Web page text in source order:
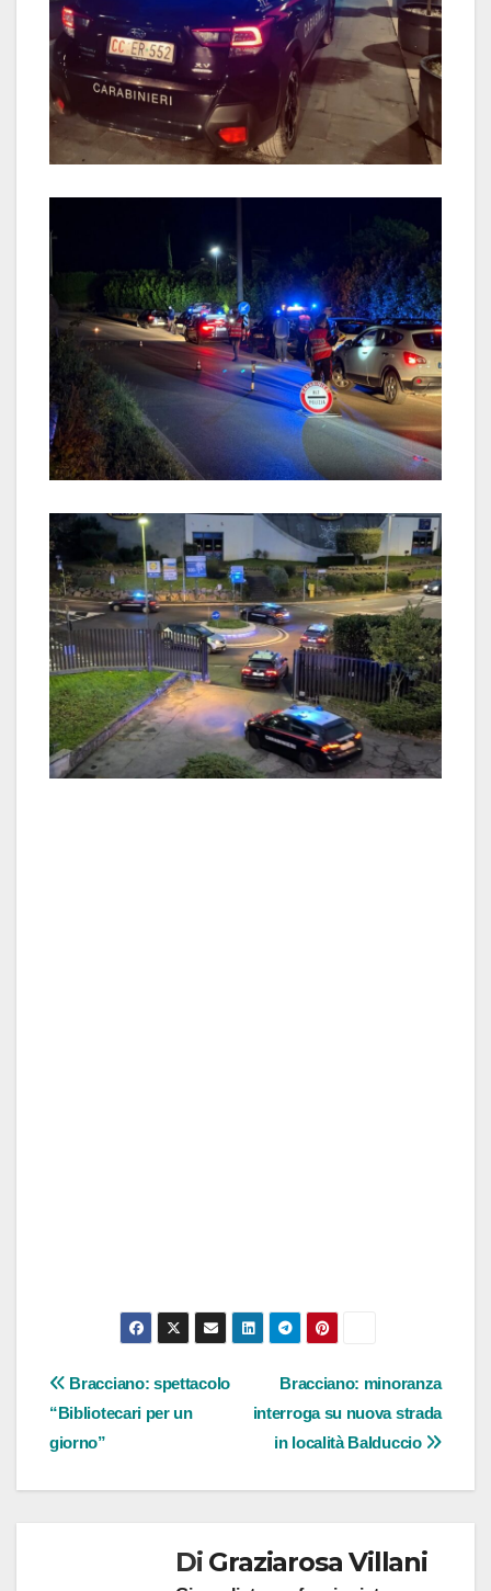
Navigazione
articoli
Bracciano: minoranza
interroga su nuova strada
in località Balduccio
Bracciano: spettacolo
“Bibliotecari per un
giorno”
Di Graziarosa Villani